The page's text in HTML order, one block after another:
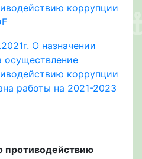
коррупции
О назначении
осуществление
коррупции
работы на 2021-2023
противодействию